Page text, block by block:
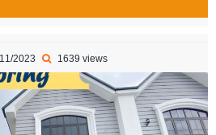
2023 1639 views